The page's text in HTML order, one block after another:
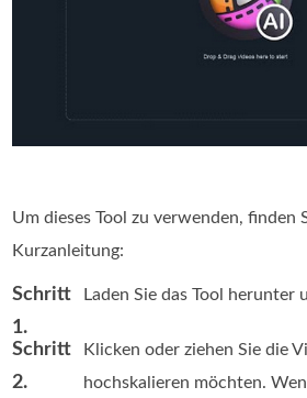
Um dieses Tool zu verwenden, finden
Kurzanleitung:
Schritt
1.
Laden Sie das Tool herunter
Schritt
2.
Klicken oder ziehen Sie die
hochskalieren möchten.